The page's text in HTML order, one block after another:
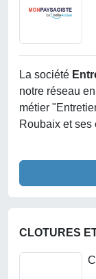
La société
notre réseau
métier
Roubaix et ses
CLOTURES